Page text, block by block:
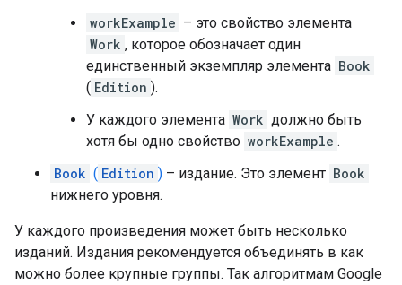
workExample – это свойство элемента
Work , которое обозначает один
единственный экземпляр элемента Book
( Edition ).
У каждого элемента Work должно быть
хотя бы одно свойство workExample .
Book ( Edition ) – издание. Это элемент Book
нижнего уровня.
У каждого произведения может быть несколько
изданий. Издания рекомендуется объединять в как
можно более крупные группы. Так алгоритмам Google